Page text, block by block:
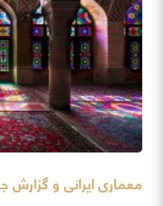
معماری ایرانی و گزارش